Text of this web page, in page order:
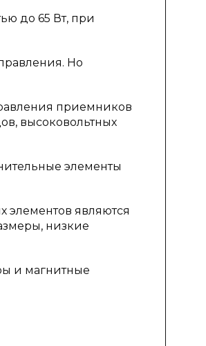
до 65 Вт, при
Но
приемников
высоковольтных
элементы
элементов являются
низкие
и магнитные